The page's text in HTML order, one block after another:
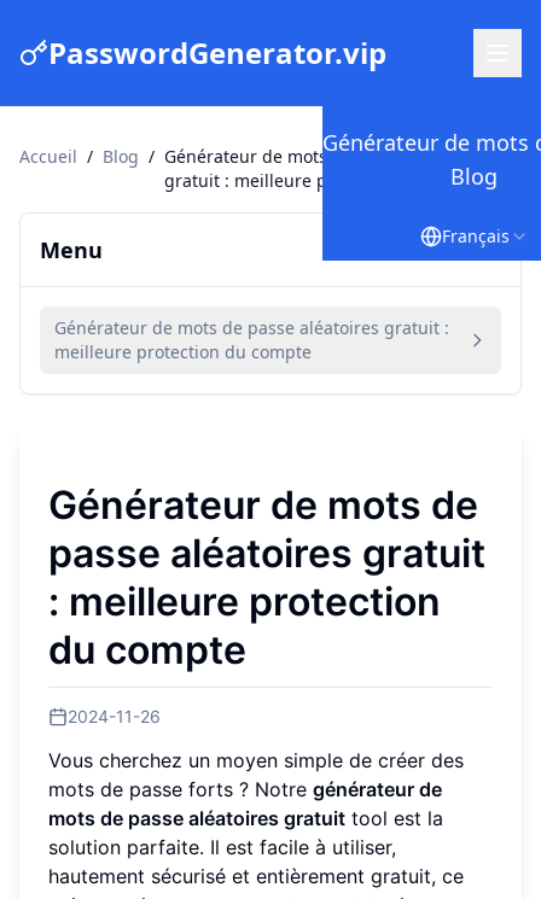
PasswordGenerator.vip
Générateur de mots
Blog
Français
Accueil / Blog / Générateur de mots de passe aléatoires
gratuit : meilleure protection du compte
Menu
Générateur de mots de passe aléatoires gratuit :
meilleure protection du compte
Générateur de mots de
passe aléatoires gratuit
: meilleure protection
du compte
2024-11-26
Vous cherchez un moyen simple de créer des
mots de passe forts ? Notre générateur de
mots de passe aléatoires gratuit tool est la
solution parfaite. Il est facile à utiliser,
hautement sécurisé et entièrement gratuit, ce